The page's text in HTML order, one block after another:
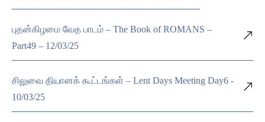
புதன்கிழமை வேத பாடம் – The Book of ROMANS –
Part49 – 12/03/25
சிலுவை தியானக் கூட்டங்கள் – Lent Days Meeting Day6 -
10/03/25